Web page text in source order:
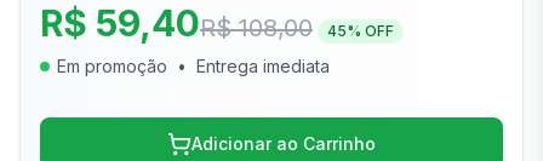
R$ 59,40R$ 108,00 45% OFF
Em promoção • Entrega imediata
Adicionar ao Carrinho